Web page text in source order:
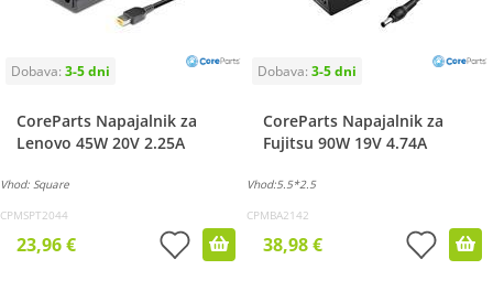
CoreParts Napajalnik za
Lenovo 45W 20V 2.25A
Vhod: Square
CPMSPT2044
23,96 €
CoreParts Napajalnik za
Fujitsu 90W 19V 4.74A
Vhod:5.5*2.5
CPMBA2142
38,98 €